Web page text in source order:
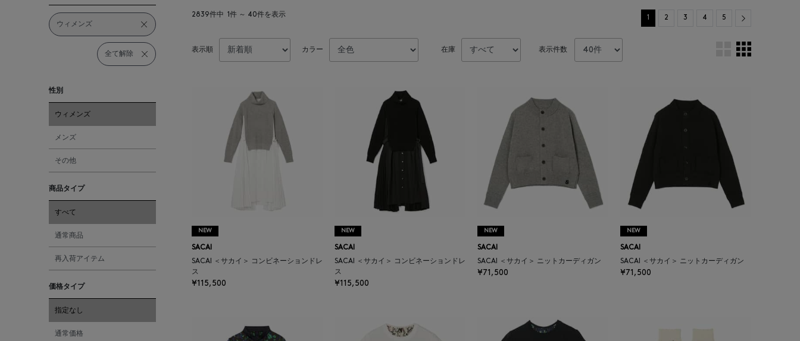
ウィメンズ
全て解除
性別
ウィメンズ
メンズ
その他
商品タイプ
すべて
通常商品
再入荷アイテム
価格タイプ
指定なし
通常価格
2839件中 1件 ～ 40件を表示 1 2 3 4 5 Next
表示順 カラー 在庫 表示件数
NEW
SACAI
SACAI ＜サカイ＞ コンビネーションドレ
ス
¥115,500
NEW
SACAI
SACAI ＜サカイ＞ コンビネーションドレ
ス
¥115,500
NEW
SACAI
SACAI ＜サカイ＞ ニットカーディガン
¥71,500
NEW
SACAI
SACAI ＜サカイ＞ ニットカーディガン
¥71,500